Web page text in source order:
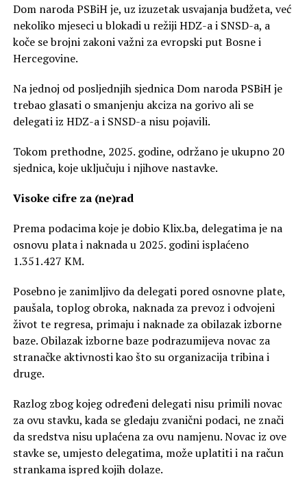
Dom naroda PSBiH je, uz izuzetak usvajanja budžeta, već
nekoliko mjeseci u blokadi u režiji HDZ-a i SNSD-a, a
koče se brojni zakoni važni za evropski put Bosne i
Hercegovine.
Na jednoj od posljednjih sjednica Dom naroda PSBiH je
trebao glasati o smanjenju akciza na gorivo ali se
delegati iz HDZ-a i SNSD-a nisu pojavili.
Tokom prethodne, 2025. godine, održano je ukupno 20
sjednica, koje uključuju i njihove nastavke.
Visoke cifre za (ne)rad
Prema podacima koje je dobio Klix.ba, delegatima je na
osnovu plata i naknada u 2025. godini isplaćeno
1.351.427 KM.
Posebno je zanimljivo da delegati pored osnovne plate,
paušala, toplog obroka, naknada za prevoz i odvojeni
život te regresa, primaju i naknade za obilazak izborne
baze. Obilazak izborne baze podrazumijeva novac za
stranačke aktivnosti kao što su organizacija tribina i
druge.
Razlog zbog kojeg određeni delegati nisu primili novac
za ovu stavku, kada se gledaju zvanični podaci, ne znači
da sredstva nisu uplaćena za ovu namjenu. Novac iz ove
stavke se, umjesto delegatima, može uplatiti i na račun
strankama ispred kojih dolaze.